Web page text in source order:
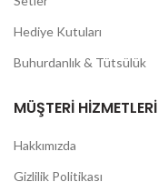
Hediye Kutuları
Buhurdanlık & Tütsülük
MÜŞTERI HIZMETLERI
Hakkımızda
Gizlilik Politikası